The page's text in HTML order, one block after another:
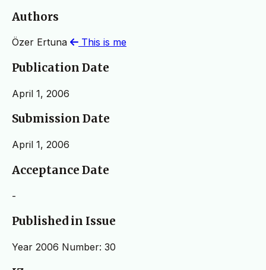
Authors
Özer Ertuna This is me
Publication Date
April 1, 2006
Submission Date
April 1, 2006
Acceptance Date
-
Published in Issue
Year 2006 Number: 30